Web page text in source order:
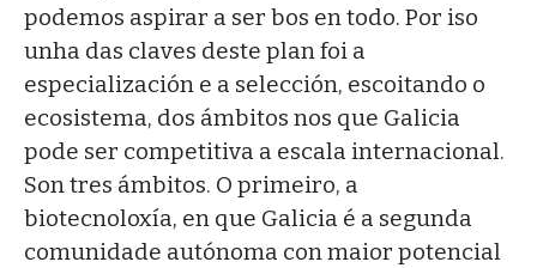
podemos aspirar a ser bos en todo. Por iso
unha das claves deste plan foi a
especialización e a selección, escoitando o
ecosistema, dos ámbitos nos que Galicia
pode ser competitiva a escala internacional.
Son tres ámbitos. O primeiro, a
biotecnoloxía, en que Galicia é a segunda
comunidade autónoma con maior potencial